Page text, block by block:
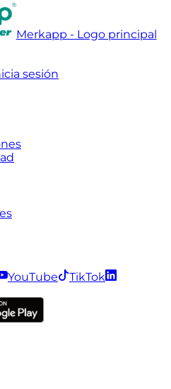
Merkapp - Logo principal
sesión
YouTube
TikTok